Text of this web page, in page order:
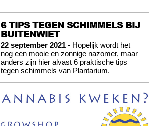
6 TIPS TEGEN SCHIMMELS BIJ
BUITENWIET
22 september 2021 - Hopelijk wordt het
nog een mooie en zonnige nazomer, maar
anders zijn hier alvast 6 praktische tips
tegen schimmels van Plantarium.